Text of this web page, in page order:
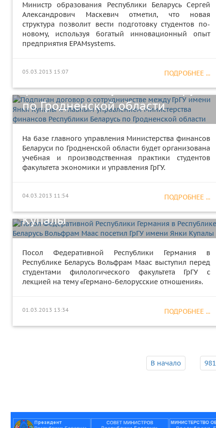
Министр образования Республики Беларусь Сергей
Александрович Маскевич отметил, что новая
структура позволит вести подготовку студентов по-
новому, используя богатый инновационный опыт
предприятия EPAMsystems.
ПОДРОБНЕЕ ...
05.03.2013 15:07
Подписан договор о
сотрудничестве между ГрГУ
управлением Министерства
финансов Республики Беларусь
по Гродненской области
На базе главного управления Министерства финансов
Беларуси по Гродненской области будет организована
учебная и производственная практики студентов
факультета экономики и управления ГрГУ.
ПОДРОБНЕЕ ...
04.03.2013 11:54
Посол Федеративной
Республики Германия в
Маас посетил ГрГУ имени Янки
Купалы
Посол Федеративной Республики Германия в
Республике Беларусь Вольфрам Маас выступил перед
студентами филологического факультета ГрГУ с
лекцией на тему «Германо-белорусские отношения».
ПОДРОБНЕЕ ...
01.03.2013 13:34
В начало 981